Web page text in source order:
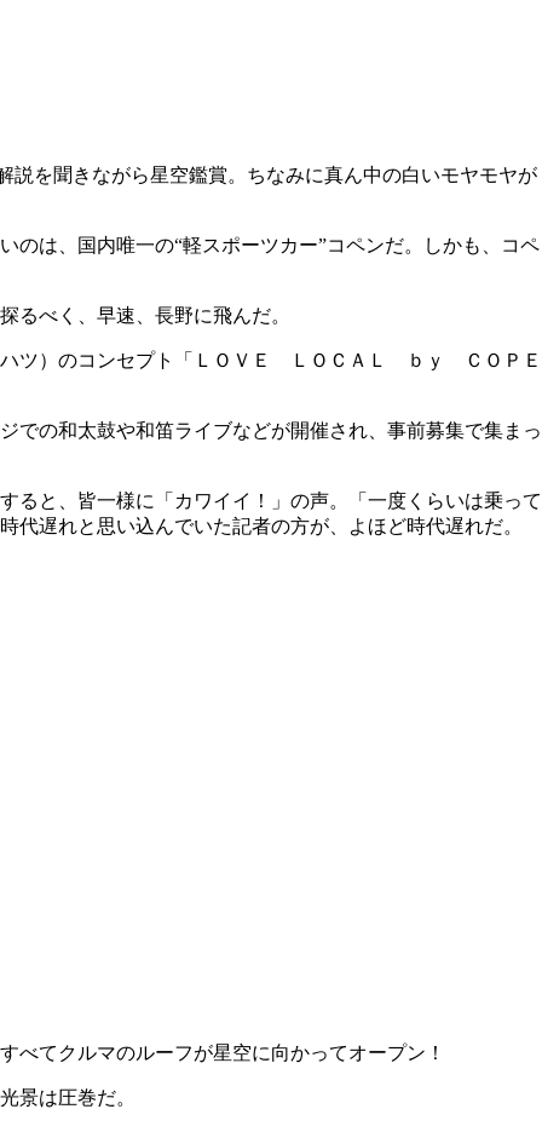
を聞きながら星空鑑賞。ちなみに真ん中の白いモヤモヤが
のは、国内唯一の“軽スポーツカー”コペンだ。しかも、コペ
べく、早速、長野に飛んだ。
ハツ）のコンセプト「ＬＯＶＥ ＬＯＣＡＬ ｂｙ ＣＯＰＥ
での和太鼓や和笛ライブなどが開催され、事前募集で集まっ
ると、皆一様に「カワイイ！」の声。「一度くらいは乗って
遅れと思い込んでいた記者の方が、よほど時代遅れだ。
べてクルマのルーフが星空に向かってオープン！
景は圧巻だ。